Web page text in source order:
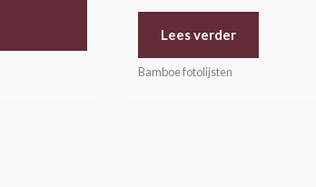
Lees verder
Bamboe fotolijsten